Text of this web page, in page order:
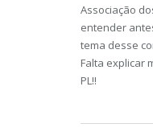
Associação
entender
tema desse
Falta explicar
PL!!